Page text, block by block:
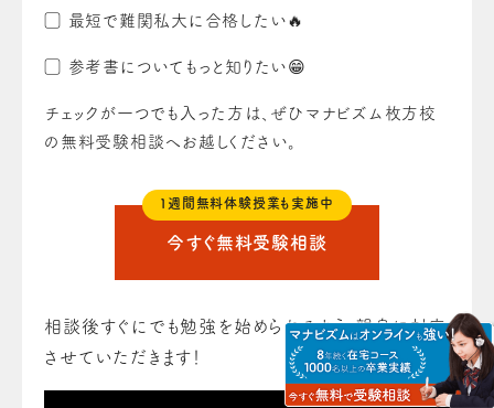
▢ 最短で難関私大に合格したい🔥
▢ 参考書についてもっと知りたい😁
チェックが一つでも入った方は、ぜひマナビズム枚方校
の無料受験相談へお越しください。
１週間無料体験授業も実施中
今すぐ無料受験相談
相談後すぐにでも勉強を始められるよう、親身に対応
させていただきます！